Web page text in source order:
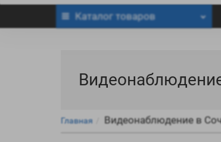
Каталогтоваров
Главная Видеонаблюдение в